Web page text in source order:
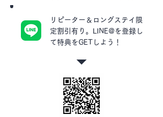
リピーター＆ロングステイ限
定割引有り。
LINE@を登録し
て特典をGETしよう！